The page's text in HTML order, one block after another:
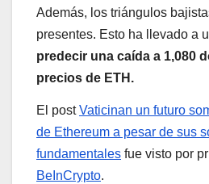
Además, los triángulos
presentes. Esto ha llevado a
predecir una caída a 1,080
precios de ETH.
El postVaticinan un futuro
de Ethereum a pesar de sus
fundamentales fue visto por
BeInCrypto.